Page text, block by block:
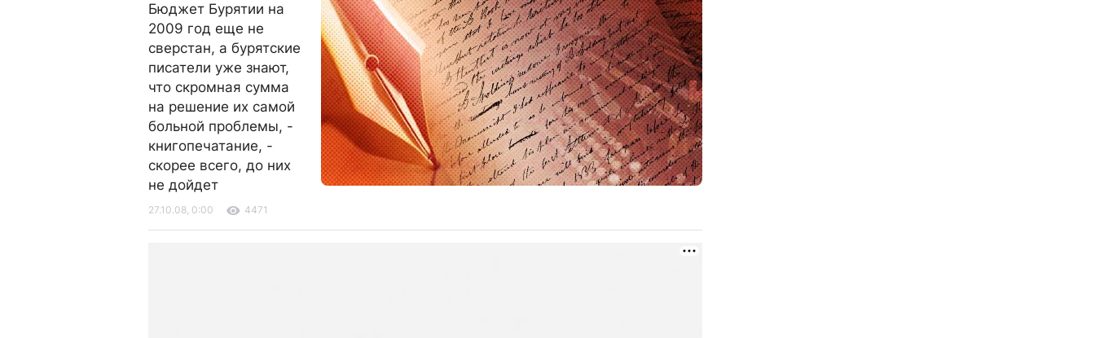
Бюджет Бурятии на
2009 год еще не
сверстан, а бурятские
писатели уже знают,
что скромная сумма
на решение их самой
больной проблемы, -
книгопечатание, -
скорее всего, до них
не дойдет
27.10.08, 0:00 4471